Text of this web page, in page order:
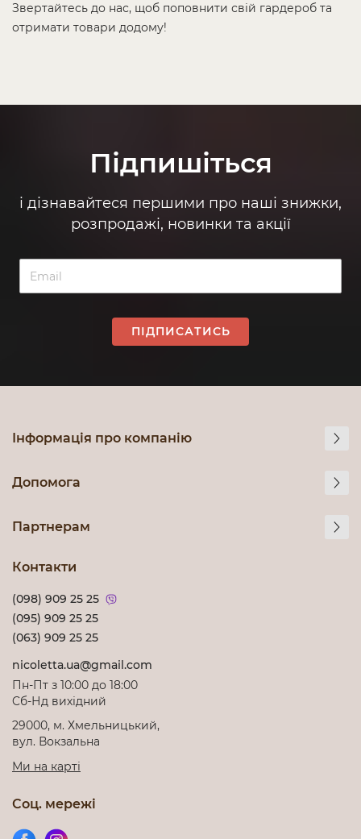
Звертайтесь до нас, щоб поповнити свій гардероб та
отримати товари додому!
Підпишіться
і дізнавайтеся першими про наші знижки,
розпродажі, новинки та акції
ПІДПИСАТИСЬ
Інформація про компанію
Допомога
Партнерам
Контакти
(098) 909 25 25
(095) 909 25 25
(063) 909 25 25
nicoletta.ua@gmail.com
Пн-Пт з 10:00 до 18:00
Cб-Нд вихідний
29000, м. Хмельницький,
вул. Вокзальна
Ми на карті
Соц. мережі